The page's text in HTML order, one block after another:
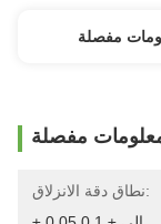
مفصلة
مفصلة
نطاق دقة الانزلاق: